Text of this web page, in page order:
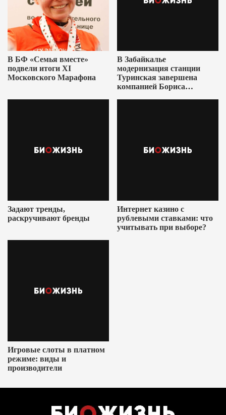
В БФ «Семья вместе»
подвели итоги XI
Московского Марафона
В Забайкалье
модернизация станции
Туринская завершена
компанией Бориса
Задают тренды,
раскручивают бренды
Интернет казино с
рублевыми ставками: что
учитывать при выборе?
Игровые слоты в платном
режиме: виды и
производители